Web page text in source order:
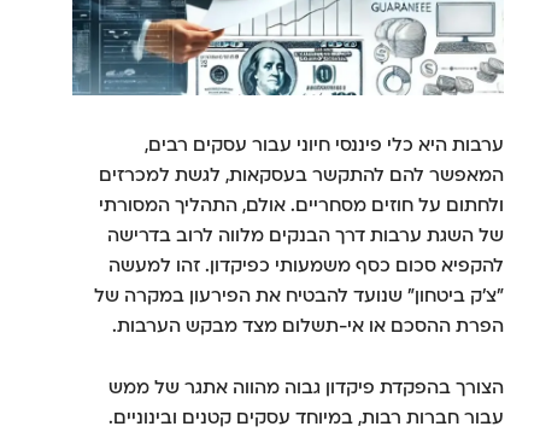
ערבות היא כלי פיננסי חיוני עבור עסקים רבים,
המאפשר להם להתקשר בעסקאות, לגשת למכרזים
ולחתום על חוזים מסחריים. אולם, התהליך המסורתי
של השגת ערבות דרך הבנקים מלווה לרוב בדרישה
להקפיא סכום כסף משמעותי כפיקדון. זהו למעשה
"צ'ק ביטחון" שנועד להבטיח את הפירעון במקרה של
הפרת ההסכם או אי-תשלום מצד מבקש הערבות.
הצורך בהפקדת פיקדון גבוה מהווה אתגר של ממש
עבור חברות רבות, במיוחד עסקים קטנים ובינוניים.